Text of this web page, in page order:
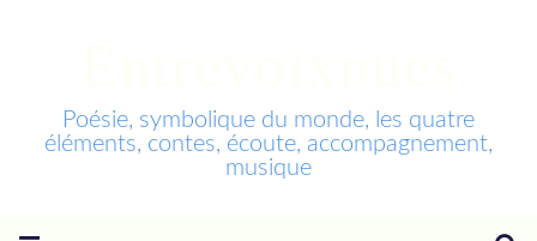
Poésie, symbolique du monde, les quatre
éléments, contes, écoute, accompagnement,
musique